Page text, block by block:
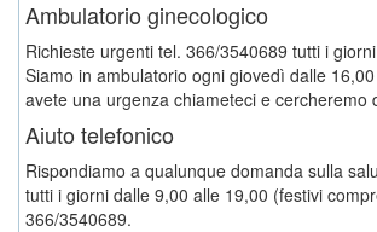
Ambulatorio ginecologico
Richieste urgenti tel. 366/3540689 tutti i
Siamo in ambulatorio ogni giovedì dalle
avete una urgenza chiameteci e cercheremo
Aiuto telefonico
Rispondiamo a qualunque domanda sulla
tutti i giorni dalle 9,00 alle 19,00 (festivi
366/3540689.